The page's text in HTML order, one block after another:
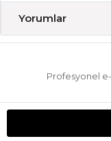
Yorumlar
Profesyonel